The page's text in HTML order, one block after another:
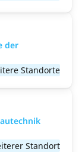
der
Standorte
Standort